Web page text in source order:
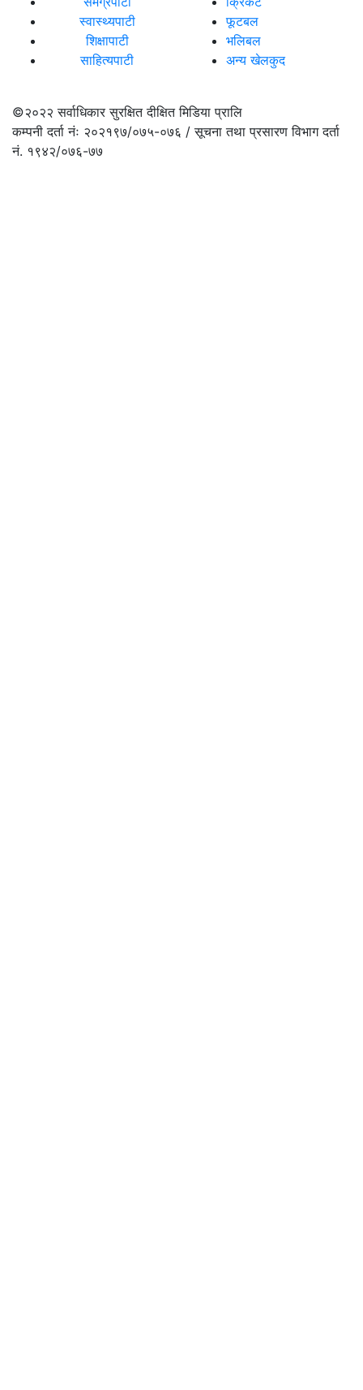
स्वास्थ्यपाटी
शिक्षापाटी
साहित्यपाटी
फूटबल
भलिबल
अन्य खेलकुद
©२०२२सर्वाधिकार सुरक्षित दीक्षित मिडिया प्रालि
कम्पनी दर्ता नंः २०२१९७/०७५-०७६ / सूचना तथा प्रसारण विभाग दर्ता
नं. १९४२/०७६-७७